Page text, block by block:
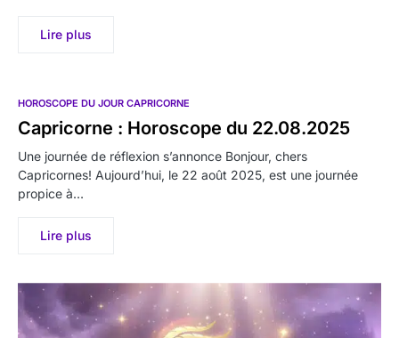
Lire plus
HOROSCOPE DU JOUR CAPRICORNE
Capricorne : Horoscope du 22.08.2025
Une journée de réflexion s’annonce Bonjour, chers
Capricornes! Aujourd’hui, le 22 août 2025, est une journée
propice à…
Lire plus